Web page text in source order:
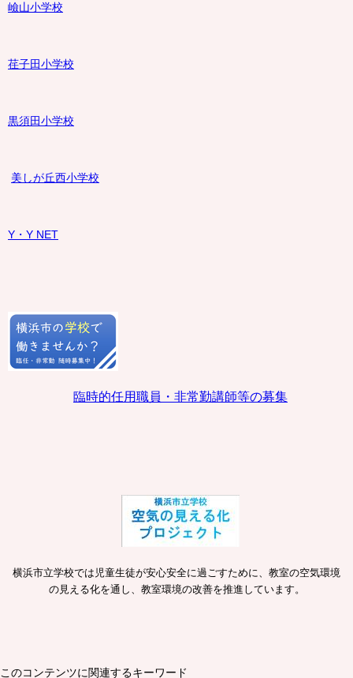
嶮山小学校
荏子田小学校
黒須田小学校
美しが丘西小学校
Y・Y NET
臨時的任用職員・非常勤講師等の募集
横浜市立学校では児童生徒が安心安全に過ごすために、教室の空気環境
の見える化を通し、教室環境の改善を推進しています。
このコンテンツに関連するキーワード